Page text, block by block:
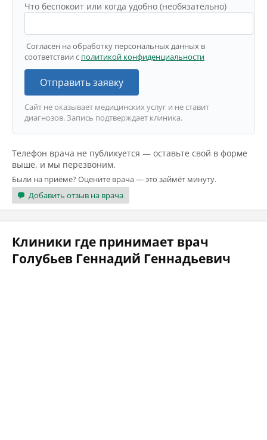
Что беспокоит или когда удобно (необязательно)
Согласен на обработку персональных данных в
соответствии с политикой конфиденциальности
Отправить заявку
Сайт не оказывает медицинских услуг и не ставит
диагнозов. Запись подтверждает клиника.
Телефон врача не публикуется — оставьте свой в форме
выше, и мы перезвоним.
Были на приёме? Оцените врача — это займёт минуту.
Добавить отзыв на врача
Клиники где принимает врач
Голубьев Геннадий Геннадьевич